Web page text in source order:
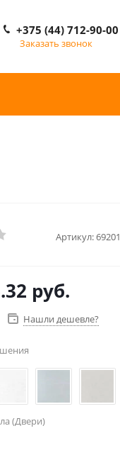
+375 (44) 712-90-00
Заказать звонок
Артикул:69201
руб.
Нашли дешевле?
(Двери)